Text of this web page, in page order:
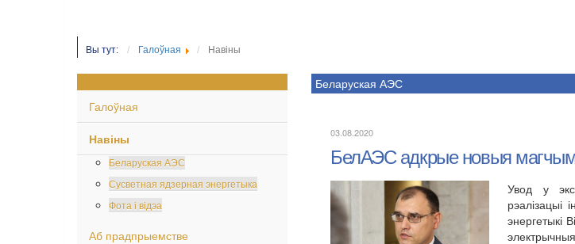
Вы тут: Галоўная Навіны
Галоўная
Навіны
Беларуская АЭС
Сусветная ядзерная энергетыка
Фота і відэа
Аб прадпрыемстве
Беларуская АЭС
03.08.2020
БелАЭС адкрые новыя
Увод у
рэалізацыі
энергетыкі